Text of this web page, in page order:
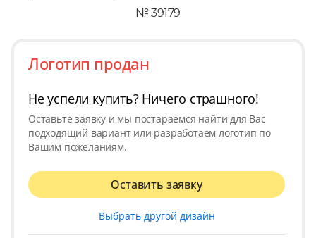
№ 39179
Логотип продан
Не успели купить? Ничего страшного!
Оставьте заявку и мы постараемся найти для Вас
подходящий вариант или разработаем логотип по
Вашим пожеланиям.
Оставить заявку
Выбрать другой дизайн